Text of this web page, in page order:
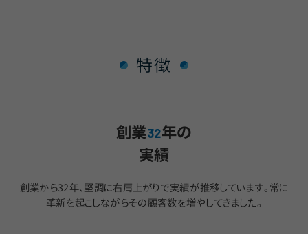
特徴
創業32年の
実績
創業から32年、堅調に右肩上がりで実績が推移しています。 常に
革新を起こしながらその顧客数を増やしてきました。